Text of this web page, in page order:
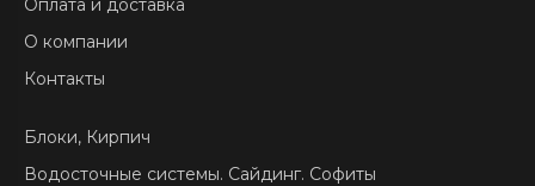
Оплата и доставка
О компании
Контакты
Блоки, Кирпич
Водосточные системы. Сайдинг. Софиты